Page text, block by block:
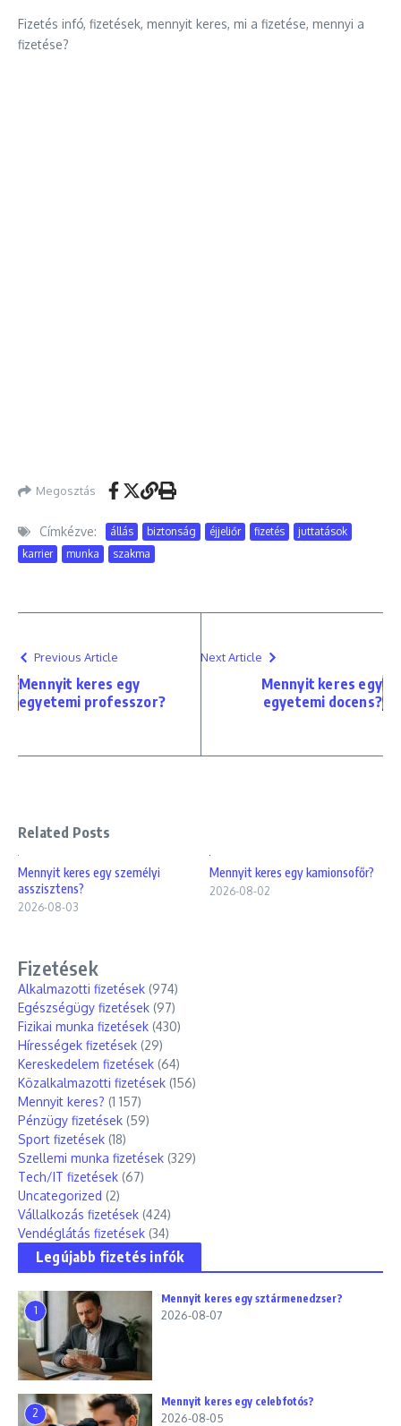
Fizetés infó, fizetések, mennyit keres, mi a fizetése, mennyi a
fizetése?
Megosztás
Címkézve: állás biztonság éjjeliőr fizetés
juttatások
karrier
munka szakma
Previous Article
Mennyit keres egy
egyetemi professzor?
Next Article
Mennyit keres egy
egyetemi docens?
Related Posts
Mennyit keres egy személyi
asszisztens?
2026-08-03
Mennyit keres egy kamionsofőr?
2026-08-02
Fizetések
Alkalmazotti fizetések (974)
Egészségügy fizetések (97)
Fizikai munka fizetések (430)
Hírességek fizetések (29)
Kereskedelem fizetések (64)
Közalkalmazotti fizetések (156)
Mennyit keres? (1 157)
Pénzügy fizetések (59)
Sport fizetések (18)
Szellemi munka fizetések (329)
Tech/IT fizetések (67)
Uncategorized (2)
Vállalkozás fizetések (424)
Vendéglátás fizetések (34)
Legújabb fizetés infók
1
Mennyit keres egy sztármenedzser?
2026-08-07
2
Mennyit keres egy celebfotós?
2026-08-05